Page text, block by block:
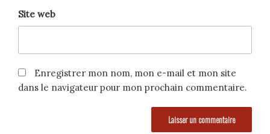
Site web
Enregistrer mon nom, mon e-mail et mon site
dans le navigateur pour mon prochain commentaire.